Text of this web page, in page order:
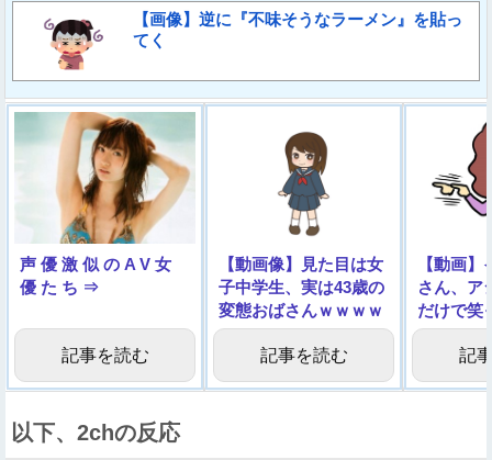
【画像】逆に『不味そうなラーメン』を貼っ
てく
声 優 激 似 の A V 女
優 た ち ⇒
記事を読む
【動画像】見た目は女
子中学生、実は43歳の
変態おばさんｗｗｗｗ
ｗｗｗｗ
記事を読む
【動画
さん、ア
だけで笑
記
以下、2chの反応